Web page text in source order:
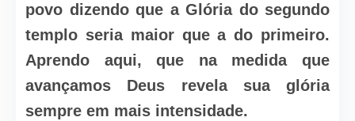
povo dizendo que a Glória do segundo
templo seria maior que a do primeiro.
Aprendo aqui, que na medida que
avançamos Deus revela sua glória
sempre em mais intensidade.